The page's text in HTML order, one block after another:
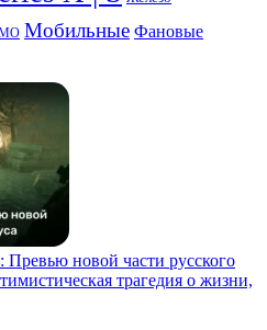
Мобильные Фановые
Превью новой части русского
трагедия о жизни,